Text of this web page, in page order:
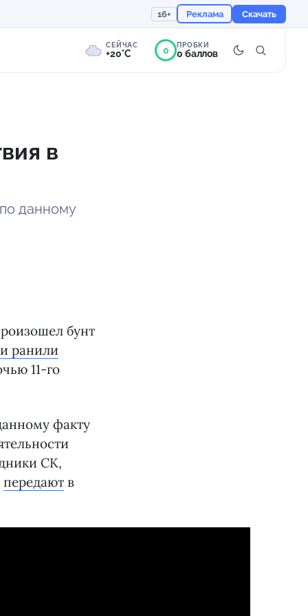
16+ Реклама Скачать
СЕЙЧАС
+20°C 0 ПРОБКИ
0 баллов
в
данному
бунт
ранили
11-го
факту
СК,
передают в